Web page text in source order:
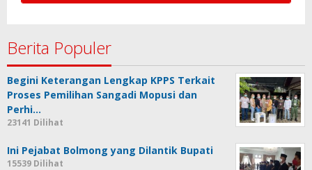
Berita Populer
Begini Keterangan Lengkap KPPS Terkait
Proses Pemilihan Sangadi Mopusi dan
Perhi…
23141 Dilihat
Ini Pejabat Bolmong yang Dilantik Bupati
15539 Dilihat